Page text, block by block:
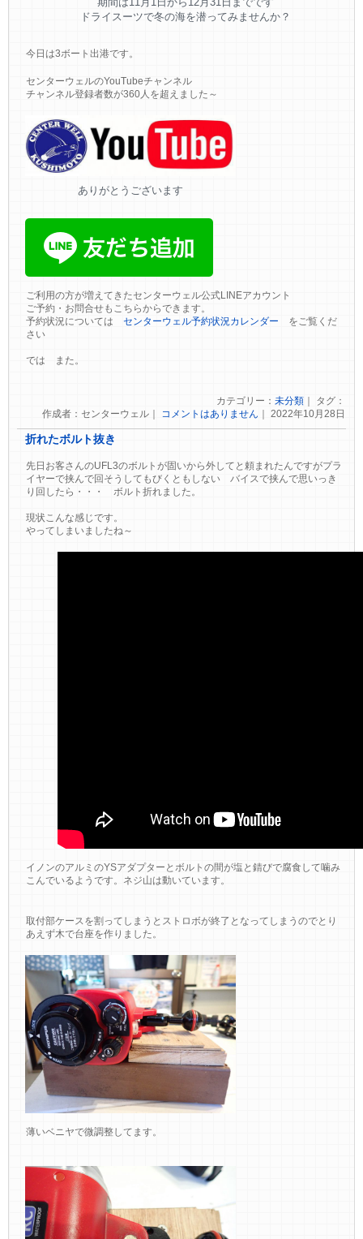
ドライスーツで冬の海を潜ってみませんか？
今日は3ボート出港です。
センターウェルのYouTubeチャンネル
チャンネル登録者数が360人を超えました～
ありがとうございます
ご利用の方が増えてきたセンターウェル公式LINEアカウント
ご予約・お問合せもこちらからできます。
予約状況についてはセンターウェル予約状況カレンダー をご覧くだ
さい
では また。
カテゴリー： 未分類｜ タグ：
作成者：センターウェル｜ コメントはありません ｜ 2022年10月28日
折れたボルト抜き
先日お客さんのUFL3のボルトが固いから外してと頼まれたんですがプラ
イヤーで挟んで回そうしてもびくともしない バイスで挟んで思いっき
り回したら・・・ ボルト折れました。
現状こんな感じです。
やってしまいましたね～
イノンのアルミのYSアダプターとボルトの間が塩と錆びで腐食して噛み
こんでいるようです。ネジ山は動いています。
取付部ケースを割ってしまうとストロボが終了となってしまうのでとり
あえず木で台座を作りました。
薄いベニヤで微調整してます。